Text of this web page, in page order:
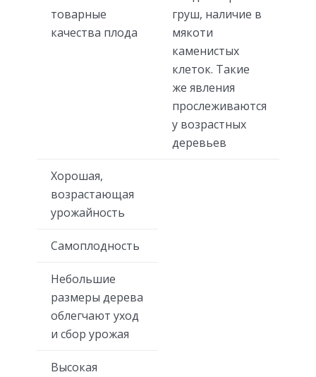
товарные
качества плода
груш, наличие в
мякоти
каменистых
клеток. Такие
же явления
прослеживаются
у возрастных
деревьев
Хорошая,
возрастающая
урожайность
Самоплодность
Небольшие
размеры дерева
облегчают уход
и сбор урожая
Высокая